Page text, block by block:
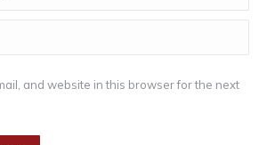
and website in this browser for the next